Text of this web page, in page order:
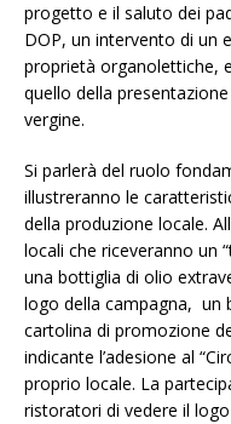
progetto e il saluto dei
DOP, un intervento di un
proprietà organolettiche,
quello della
vergine.
Si parlerà del ruolo
illustreranno le
della produzione locale.
locali che riceveranno un
una bottiglia di olio
logo della campagna, un
cartolina di promozione
indicante l’adesione al
proprio locale. La
ristoratori di vedere il